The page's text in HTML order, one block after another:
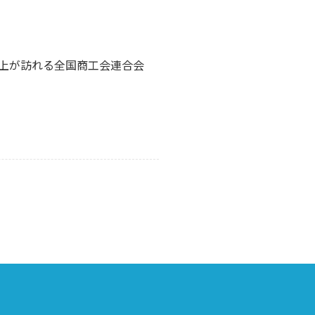
が訪れる全国商工会連合会